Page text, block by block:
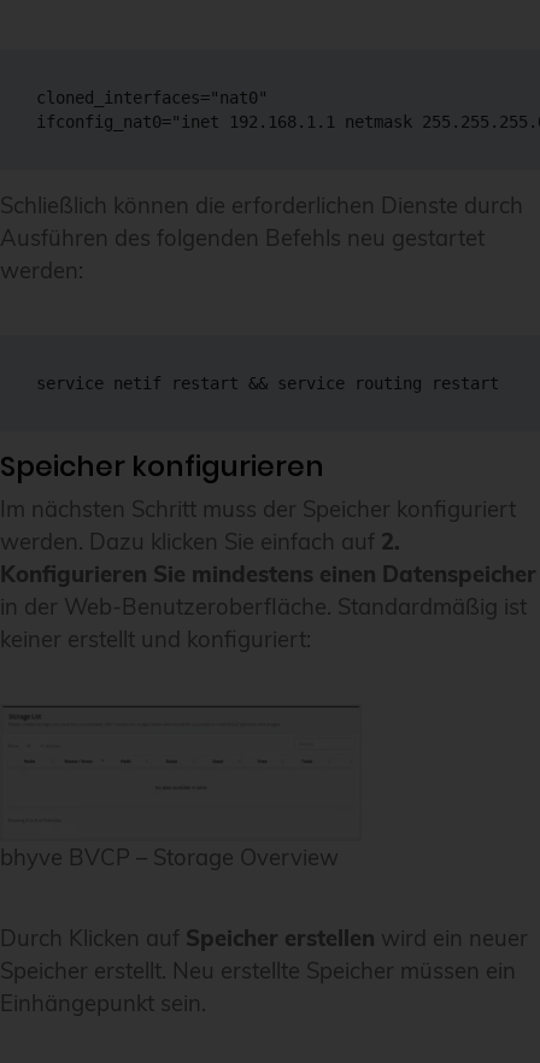
cloned_interfaces="nat0"
Schließlich können die erforderlichen Dienste durch
Ausführen des folgenden Befehls neu gestartet
werden:
Speicher konfigurieren
Im nächsten Schritt muss der Speicher konfiguriert
werden. Dazu klicken Sie einfach auf 2.
Konfigurieren Sie mindestens einen Datenspeicher
in der Web-Benutzeroberfläche. Standardmäßig ist
keiner erstellt und konfiguriert:
bhyve BVCP – Storage Overview
Durch Klicken auf Speicher erstellen wird ein neuer
Speicher erstellt. Neu erstellte Speicher müssen ein
Einhängepunkt sein.